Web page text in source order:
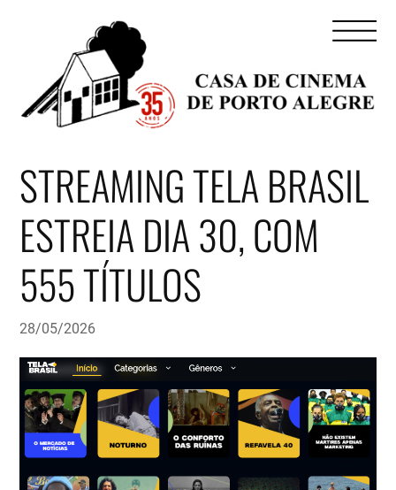
STREAMING TELA BRASIL
ESTREIA DIA 30, COM
555 TÍTULOS
28/05/2026